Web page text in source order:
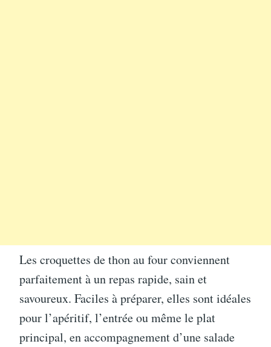
Les croquettes de thon au four conviennent
parfaitement à un repas rapide, sain et
savoureux. Faciles à préparer, elles sont idéales
pour l’apéritif, l’entrée ou même le plat
principal, en accompagnement d’une salade